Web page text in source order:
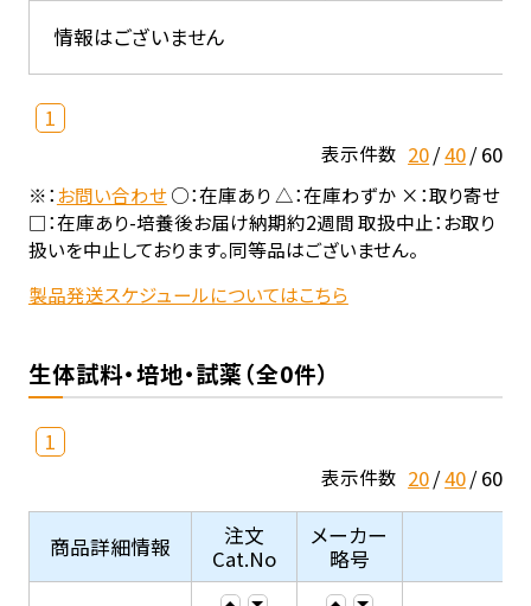
情報はございません
1
表示件数 20 40 60
※：お問い合わせ○：在庫あり △：在庫わずか ×：取り寄せ
□：在庫あり-培養後お届け納期約2週間 取扱中止：お取り
扱いを中止しております。同等品はございません。
製品発送スケジュールについてはこちら
生体試料・培地・試薬（全0件）
1
表示件数 20 40 60
商品詳細情報
注文
Cat.No
メーカー
略号